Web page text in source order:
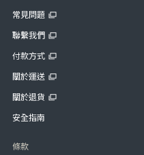
常見問題
聯繫我們
付款方式
關於運送
關於退貨
安全指南
條款